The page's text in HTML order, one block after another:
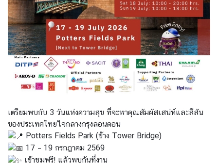
บ
ริ
ก
า
ร
ด้
า
ง
สุ
ล
เตรียมพบกับ 3 วันแห่งความสุข ที่จะพาคุณสัมผัสเสน่ห์และสีสัน
ของประเทศไทยใจกลางกรุงลอนดอน
Potters Fields Park (ข้าง Tower Bridge)
17 – 19 กรกฎาคม 2569
เข้าชมฟรี! แล้วพบกันที่งาน